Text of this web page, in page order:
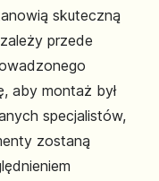
skuteczną
przede
aby montaż był
specjalistów,
zostaną